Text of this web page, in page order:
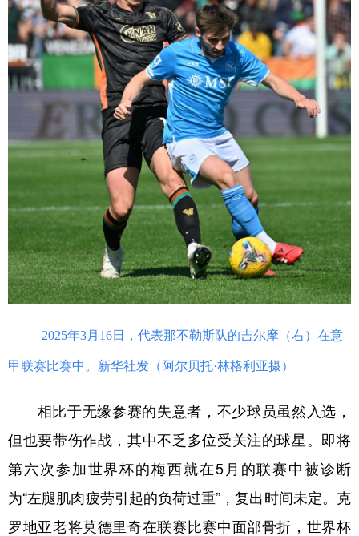
2025年3月16日，代表那不勒斯队的吉尔摩（右）在意
甲联赛比赛中。新华社发（阿尔贝托·林格利亚摄）
相比于无缘参赛的失意者，不少球员虽然入选，
但也要带伤作战，其中不乏多位受关注的球星。即将
第六次参加世界杯的梅西就在5月的联赛中被诊断
为“左腿肌肉疲劳引起的负荷过重”，复出时间未定。克
罗地亚老将莫德里奇在联赛比赛中面部骨折，世界杯